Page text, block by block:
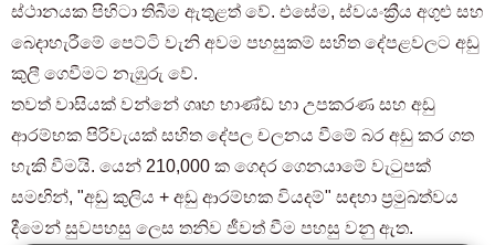
ස්ථානයක පිහිටා තිබීම ඇතුළත් වේ. එසේම, ස්වයංක්‍රීය අගුළු සහ
බෙදාහැරීමේ පෙට්ටි වැනි අවම පහසුකම් සහිත දේපළවලට අඩු
කුලී ගෙවීමට නැඹුරු වේ.
තවත් වාසියක් වන්නේ ගෘහ භාණ්ඩ හා උපකරණ සහ අඩු
ආරම්භක පිරිවැයක් සහිත දේපල චලනය වීමේ බර අඩු කර ගත
හැකි වීමයි. යෙන් 210,000 ක ගෙදර ගෙනයාමේ වැටුපක්
සමඟින්, "අඩු කුලිය + අඩු ආරම්භක වියදම්" සඳහා ප්‍රමුඛත්වය
දීමෙන් සුවපහසු ලෙස තනිව ජීවත් වීම පහසු වනු ඇත.